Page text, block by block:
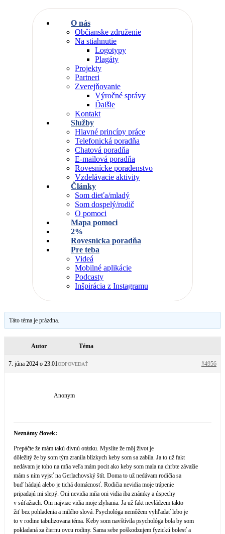
O nás
Občianske združenie
Na stiahnutie
Logotypy
Plagáty
Projekty
Partneri
Zverejňovanie
Výročné správy
Ďalšie
Kontakt
Služby
Hlavné princípy práce
Telefonická poradňa
Chatová poradňa
E-mailová poradňa
Rovesnícke poradenstvo
Vzdelávacie aktivity
Články
Som dieťa/mladý
Som dospelý/rodič
O pomoci
Mapa pomoci
2%
Rovesnícka poradňa
Pre teba
Videá
Mobilné aplikácie
Podcasty
Inšpirácia z Instagramu
Táto téma je prázdna.
Autor Téma
7. júna 2024 o 23:01 #4956
ODPOVEDAŤ
Anonym
Neznámy človek:
Prepáčte že mám takú divnú otázku. Myslíte že môj život je
dôležitý že by som tým zranila blízkych keby som sa zabila. Ja to už fakt
nedávam je toho na mňa veľa mám pocit ako keby som mala na chrbte závažie
mám s ním vyjsť na Gerlachovský štít. Doma to už nedávam rodičia sa
buď hádajú alebo je tichá domácnosť. Rodičia nevidia moje trápenie
pripadajú mi slepý. Oni nevidia mňa oni vidia iba známky a úspechy
v súťažiach. Oni najviac vidia moje zlyhania. Ja už fakt nevládzem takto
žiť bez pohladenia a milého slová. Psychológa nemôžem vyhľadať lebo je
to v rodine tabulizovana téma. Keby som navštívila psychológa bola by som
pokladaná za čiernu ovcu rodiny. Sama sebe poškodzujem fyzickú bolesť a